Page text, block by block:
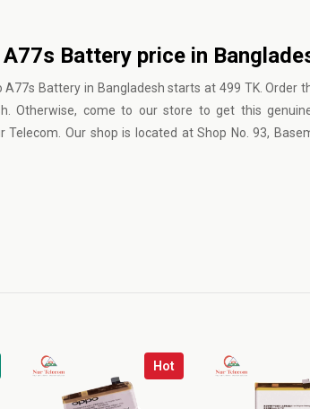
Battery price in
Battery in Bangladesh starts at 499 TK. Order
Otherwise, come to our store to get this
Telecom. Our shop is located at Shop No. 93,
Hot